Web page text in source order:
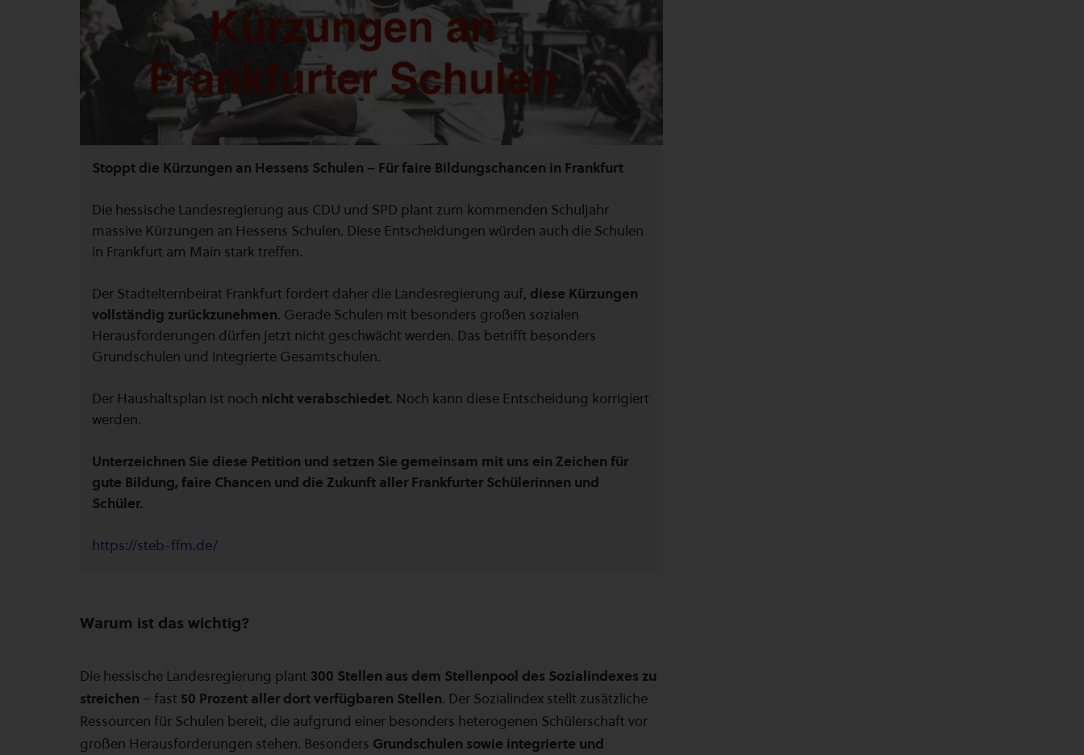
Stoppt die Kürzungen an Hessens Schulen – Für faire Bildungschancen in Frankfurt
Die hessische Landesregierung aus CDU und SPD plant zum kommenden Schuljahr
massive Kürzungen an Hessens Schulen. Diese Entscheidungen würden auch die Schulen
in Frankfurt am Main stark treffen.
Der Stadtelternbeirat Frankfurt fordert daher die Landesregierung auf, diese Kürzungen
vollständig zurückzunehmen. Gerade Schulen mit besonders großen sozialen
Herausforderungen dürfen jetzt nicht geschwächt werden. Das betrifft besonders
Grundschulen und integrierte Gesamtschulen.
Der Haushaltsplan ist noch nicht verabschiedet. Noch kann diese Entscheidung korrigiert
werden.
Unterzeichnen Sie diese Petition und setzen Sie gemeinsam mit uns ein Zeichen für
gute Bildung, faire Chancen und die Zukunft aller Frankfurter Schülerinnen und
Schüler.
https://steb-ffm.de/
Warum ist das wichtig?
Die hessische Landesregierung plant 300 Stellen aus dem Stellenpool des Sozialindexes zu
streichen – fast 50 Prozent aller dort verfügbaren Stellen. Der Sozialindex stellt zusätzliche
Ressourcen für Schulen bereit, die aufgrund einer besonders heterogenen Schülerschaft vor
großen Herausforderungen stehen. Besonders Grundschulen sowie integrierte und